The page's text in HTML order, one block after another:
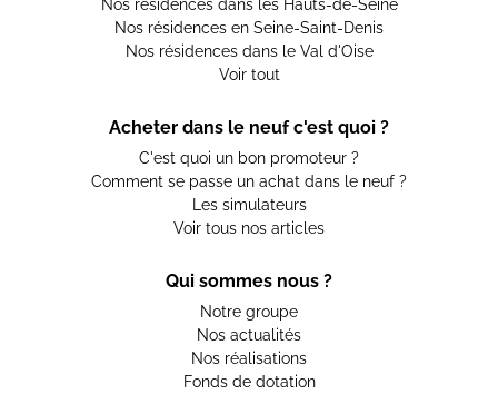
Nos résidences dans les Hauts-de-Seine
Nos résidences en Seine-Saint-Denis
Nos résidences dans le Val d'Oise
Voir tout
Acheter dans le neuf c'est quoi ?
C'est quoi un bon promoteur ?
Comment se passe un achat dans le neuf ?
Les simulateurs
Voir tous nos articles
Qui sommes nous ?
Notre groupe
Nos actualités
Nos réalisations
Fonds de dotation